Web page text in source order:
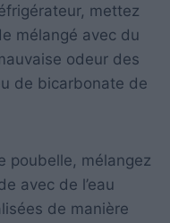
mettez
mélangé avec du
odeur des
de bicarbonate de
poubelle, mélangez
avec de l’eau
de manière